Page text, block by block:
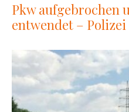
Pkw aufgebrochen
entwendet –